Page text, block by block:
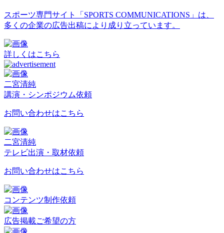
スポーツ専門サイト「SPORTS COMMUNICATIONS」は、
多くの企業の広告出稿により成り立っています。
詳しくはこちら
二宮清純
講演・シンポジウム依頼
お問い合わせはこちら
二宮清純
テレビ出演・取材依頼
お問い合わせはこちら
コンテンツ制作依頼
広告掲載ご希望の方